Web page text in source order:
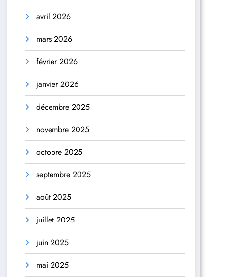
avril 2026
mars 2026
février 2026
janvier 2026
décembre 2025
novembre 2025
octobre 2025
septembre 2025
août 2025
juillet 2025
juin 2025
mai 2025